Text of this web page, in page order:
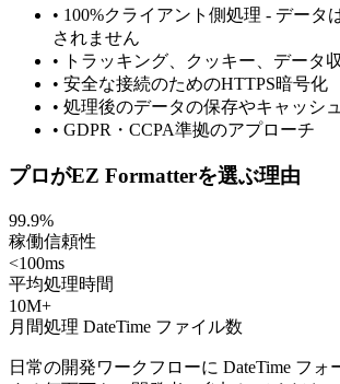
• 100%クライアント側処理 - データ
されません
• トラッキング、クッキー、データ
• 安全な接続のためのHTTPS暗号化
• 処理後のデータの保存やキャッシ
• GDPR・CCPA準拠のアプローチ
プロがEZ Formatterを選ぶ理由
99.9%
稼働信頼性
<100ms
平均処理時間
10M+
月間処理 DateTime ファイル数
日常の開発ワークフローに DateTime フォ